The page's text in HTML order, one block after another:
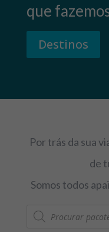
que
Destinos
Por trás da sua
de
Somos todos
Pesquisar
produtos